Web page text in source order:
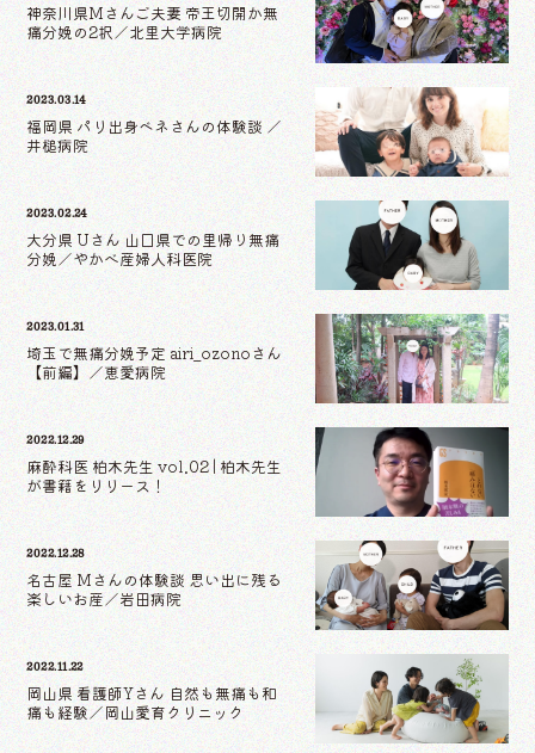
神奈川県Mさんご夫妻 帝王切開か無
痛分娩の2択／北里大学病院
2023.03.14
福岡県 パリ出身ベネさんの体験談 ／
井槌病院
2023.02.24
大分県 Uさん 山口県での里帰り無痛
分娩／やかべ産婦人科医院
2023.01.31
埼玉で無痛分娩予定 airi_ozonoさん
【前編】／恵愛病院
2022.12.29
麻酔科医 柏木先生 vol.02 | 柏木先生
が書籍をリリース！
2022.12.28
名古屋 Mさんの体験談 思い出に残る
楽しいお産／岩田病院
2022.11.22
岡山県 看護師Yさん 自然も無痛も和
痛も経験／岡山愛育クリニック